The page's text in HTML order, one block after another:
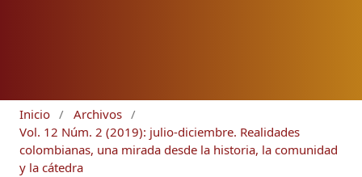
Inicio / Archivos /
Vol. 12 Núm. 2 (2019): julio-diciembre. Realidades
colombianas, una mirada desde la historia, la comunidad
y la cátedra